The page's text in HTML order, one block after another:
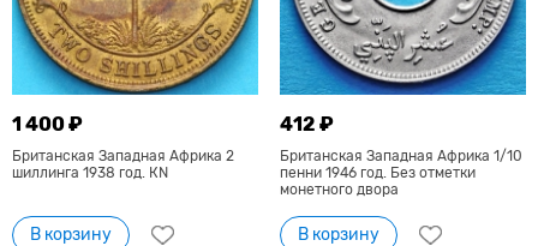
1 400 ₽
Британская Западная Африка 2
шиллинга 1938 год. КN
В корзину
412 ₽
Британская Западная Африка 1/10
пенни 1946 год. Без отметки
монетного двора
В корзину